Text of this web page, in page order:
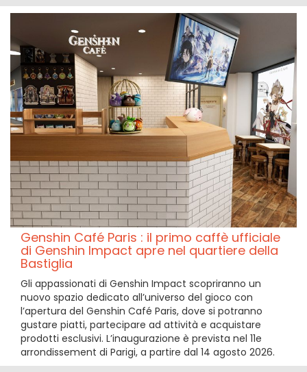
Genshin Café Paris : il primo caffè ufficiale
di Genshin Impact apre nel quartiere della
Bastiglia
Gli appassionati di Genshin Impact scopriranno un
nuovo spazio dedicato all’universo del gioco con
l’apertura del Genshin Café Paris, dove si potranno
gustare piatti, partecipare ad attività e acquistare
prodotti esclusivi. L’inaugurazione è prevista nel 11e
arrondissement di Parigi, a partire dal 14 agosto 2026.